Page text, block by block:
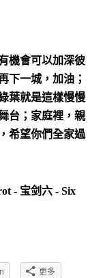
機會可以加深彼
下一城，加油；
葉就是這樣慢慢
台；家庭裡，親
希望你們全家過
更多